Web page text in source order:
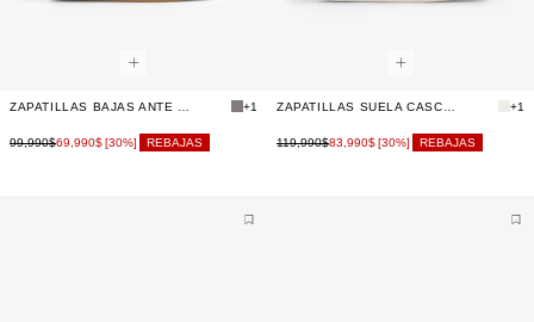
+1
99,990$69,990$[30%] REBAJAS
+1
119,990$83,990$[30%] REBAJAS